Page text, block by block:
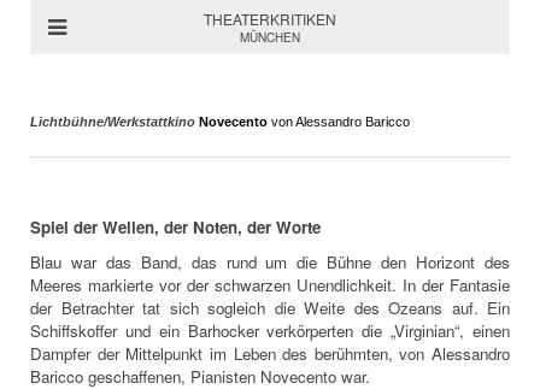
THEATERKRITIKEN
MÜNCHEN
Lichtbühne/Werkstattkino Novecento von Alessandro Baricco
Spiel der Wellen, der Noten, der Worte
Blau war das Band, das rund um die Bühne den Horizont des
Meeres markierte vor der schwarzen Unendlichkeit. In der Fantasie
der Betrachter tat sich sogleich die Weite des Ozeans auf. Ein
Schiffskoffer und ein Barhocker verkörperten die „Virginian“, einen
Dampfer der Mittelpunkt im Leben des berühmten, von Alessandro
Baricco geschaffenen, Pianisten Novecento war.